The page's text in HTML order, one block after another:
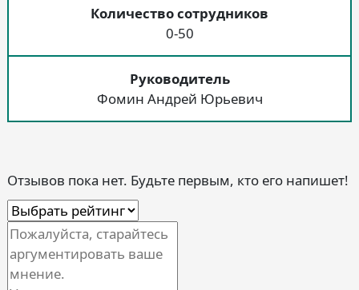
Количество сотрудников
0-50
Руководитель
Фомин Андрей Юрьевич
Отзывов пока нет. Будьте первым, кто его напишет!